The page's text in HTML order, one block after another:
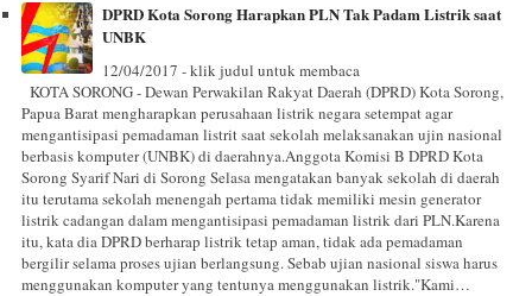
DPRD Kota Sorong Harapkan PLN Tak Padam Listrik saat
UNBK
12/04/2017 - klik judul untuk membaca
KOTA SORONG - Dewan Perwakilan Rakyat Daerah (DPRD) Kota Sorong,
Papua Barat mengharapkan perusahaan listrik negara setempat agar
mengantisipasi pemadaman listrit saat sekolah melaksanakan ujin nasional
berbasis komputer (UNBK) di daerahnya.Anggota Komisi B DPRD Kota
Sorong Syarif Nari di Sorong Selasa mengatakan banyak sekolah di daerah
itu terutama sekolah menengah pertama tidak memiliki mesin generator
listrik cadangan dalam mengantisipasi pemadaman listrik dari PLN.Karena
itu, kata dia DPRD berharap listrik tetap aman, tidak ada pemadaman
bergilir selama proses ujian berlangsung. Sebab ujian nasional siswa harus
menggunakan komputer yang tentunya menggunakan listrik."Kami…